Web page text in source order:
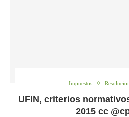
Impuestos
UFIN, criterios
2015 cc